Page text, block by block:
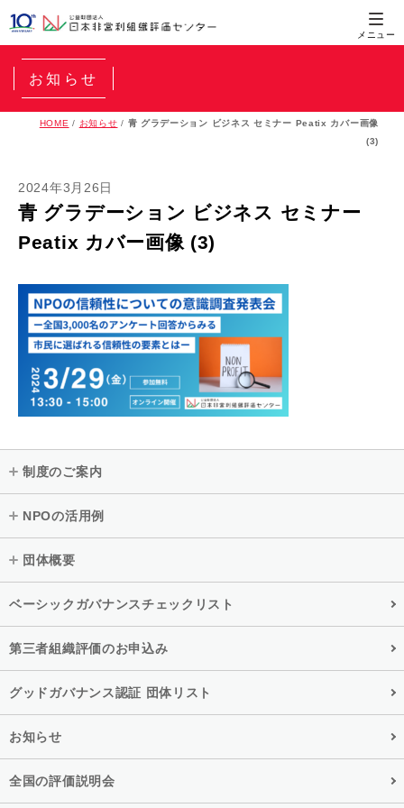
お知らせ
HOME / お知らせ / 青 グラデーション ビジネス セミナー Peatix カバー画像
(3)
2024年3月26日
青 グラデーション ビジネス セミナー
Peatix カバー画像 (3)
制度のご案内
NPOの活用例
団体概要
ベーシックガバナンスチェックリスト
第三者組織評価のお申込み
グッドガバナンス認証 団体リスト
お知らせ
全国の評価説明会